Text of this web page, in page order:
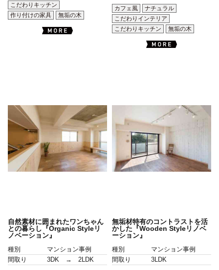
こだわりキッチン
作り付けの家具
無垢の木
カフェ風
ナチュラル
こだわりインテリア
こだわりキッチン
無垢の木
自然素材に囲まれたワンちゃん
との暮らし『Organic Styleリ
ノベーション』
種別
マンション事例
間取り
3DK → 2LDK
無垢材特有のコントラストを活
かした『Wooden Styleリノベ
ーション』
種別
マンション事例
間取り
3LDK